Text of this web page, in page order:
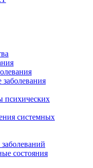
заболевания
психических
системных
состояния